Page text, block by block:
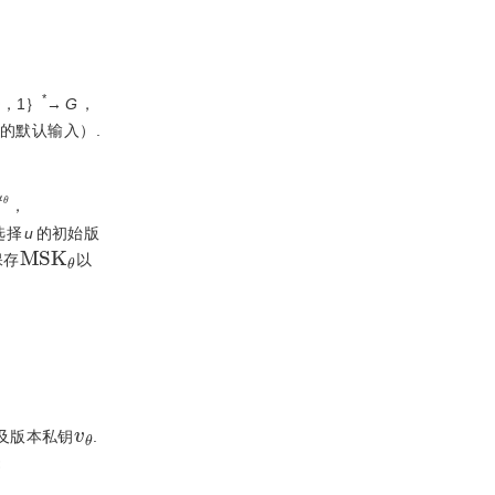
1｝ *→ G ，
默认输入）.
θ
，
择u 的初始版
存
MSKθ
以
版本私钥
.